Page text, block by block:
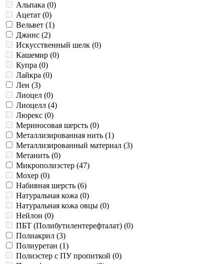
Альпака (0)
Ацетат (0)
Вельвет (1)
Джинс (2)
Искусственный шелк (0)
Кашемир (0)
Купра (0)
Лайкра (0)
Лен (3)
Лиоцел (0)
Лиоцелл (4)
Люрекс (0)
Мериносовая шерсть (0)
Металлизированная нить (1)
Металлизированный материал (3)
Метанить (0)
Микрополиэстер (47)
Мохер (0)
Набивная шерсть (6)
Натуральная кожа (0)
Натуральная кожа овцы (0)
Нейлон (0)
ПБТ (Полибутилентерефталат) (0)
Полиакрил (3)
Полиуретан (1)
Полиэстер с ПУ пропиткой (0)